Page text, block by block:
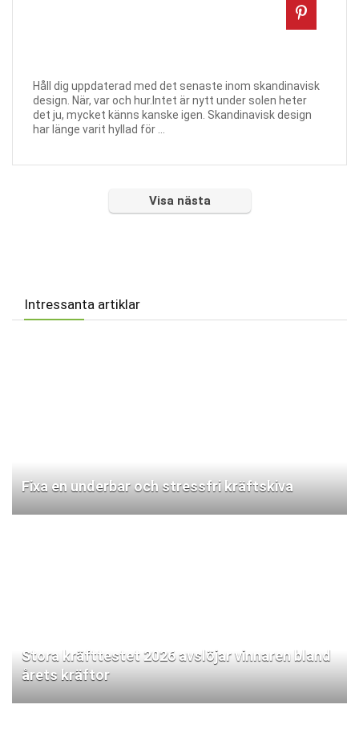
Håll dig uppdaterad med det senaste inom skandinavisk
design. När, var och hur.Intet är nytt under solen heter
det ju, mycket känns kanske igen. Skandinavisk design
har länge varit hyllad för ...
Visa nästa
Intressanta artiklar
Fixa en underbar och stressfri kräftskiva
Stora kräfttestet 2026 avslöjar vinnaren bland
årets kräftor